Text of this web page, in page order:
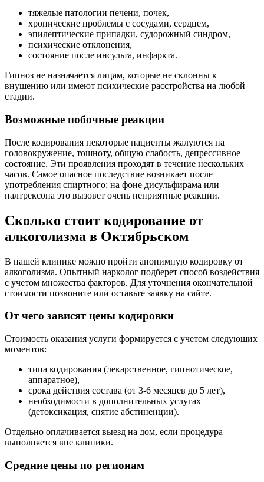
тяжелые патологии печени, почек,
хронические проблемы с сосудами, сердцем,
эпилептические припадки, судорожный синдром,
психические отклонения,
состояние после инсульта, инфаркта.
Гипноз не назначается лицам, которые не склонны к
внушению или имеют психические расстройства на любой
стадии.
Возможные побочные реакции
После кодирования некоторые пациенты жалуются на
головокружение, тошноту, общую слабость, депрессивное
состояние. Эти проявления проходят в течение нескольких
часов. Самое опасное последствие возникает после
употребления спиртного: на фоне дисульфирама или
налтрексона это вызовет очень неприятные реакции.
Сколько стоит кодирование от
алкоголизма в Октябрьском
В нашей клинике можно пройти анонимную кодировку от
алкоголизма. Опытный нарколог подберет способ воздействия
с учетом множества факторов. Для уточнения окончательной
стоимости позвоните или оставьте заявку на сайте.
От чего зависят цены кодировки
Стоимость оказания услуги формируется с учетом следующих
моментов:
типа кодирования (лекарственное, гипнотическое,
аппаратное),
срока действия состава (от 3-6 месяцев до 5 лет),
необходимости в дополнительных услугах
(детоксикация, снятие абстиненции).
Отдельно оплачивается выезд на дом, если процедура
выполняется вне клиники.
Средние цены по регионам